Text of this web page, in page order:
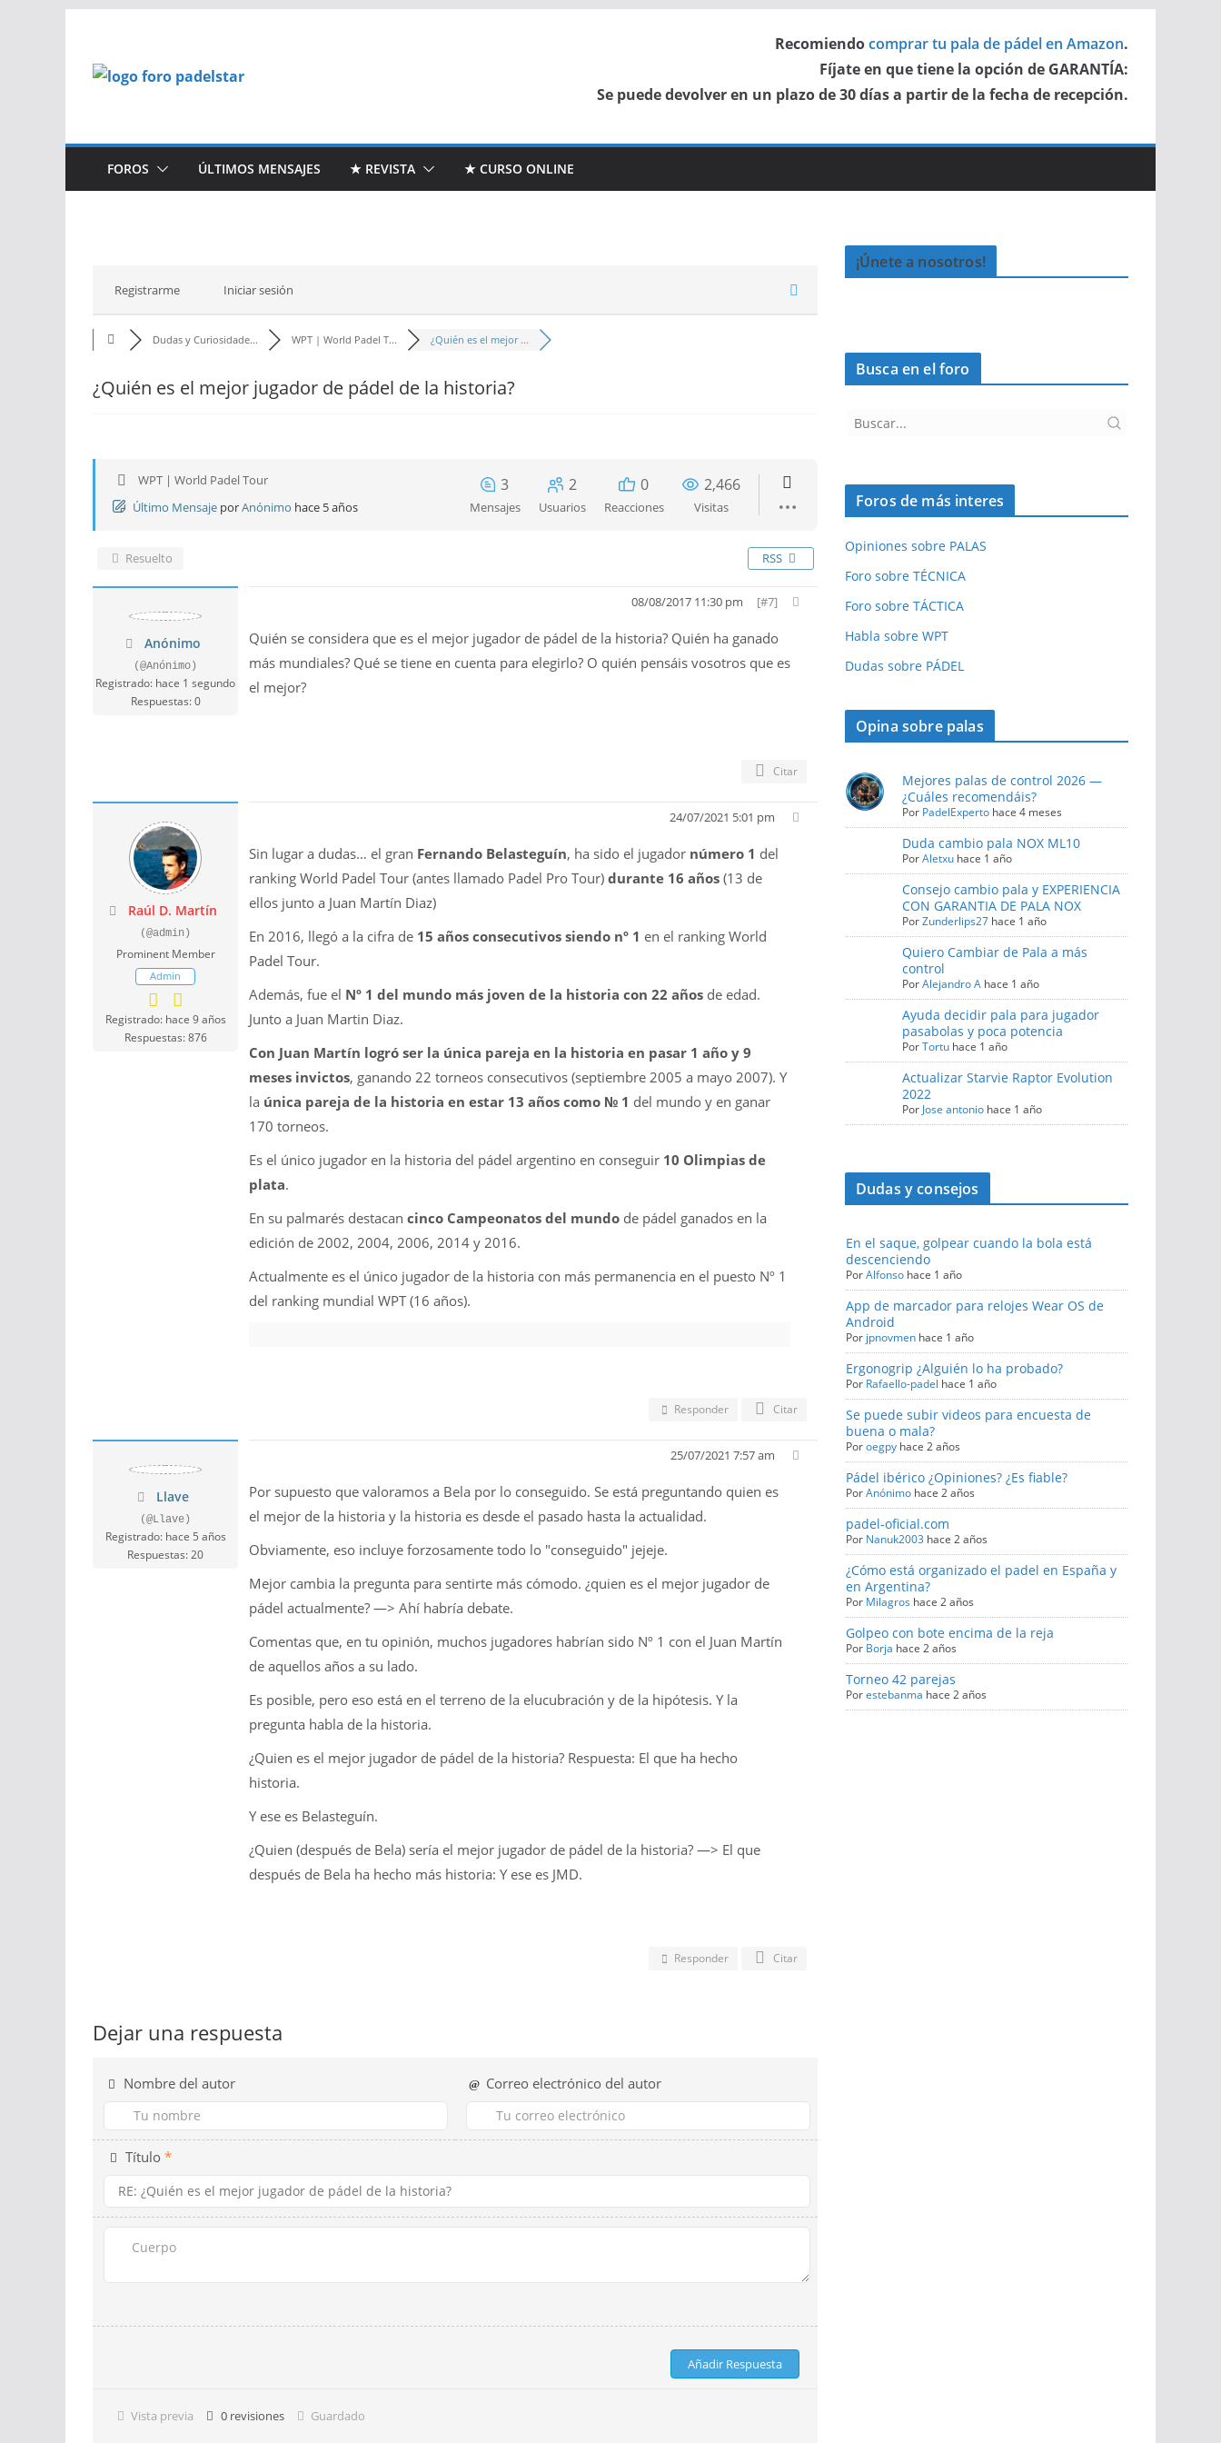
contenido
Recomiendocomprar tu pala de pádel en Amazon.
Fíjate en que tiene la opción de GARANTÍA:
Se puede devolver en un plazo de 30 días a partir de la fecha de recepción.
FOROS ÚLTIMOS MENSAJES ★ REVISTA ★ CURSO ONLINE
Registrarme Iniciar sesión
Dudas y Curiosidade... WPT | World Padel T... ¿Quién es el mejor ...
¿Quién es el mejor jugador de pádel de la historia?
WPT | World Padel Tour
Último Mensaje porAnónimo hace 5 años
3
Mensajes
2
Usuarios
0
Reacciones
2,466
Visitas
Resuelto RSS
Anónimo
(@Anónimo)
Registrado: hace 1 segundo
Respuestas: 0
08/08/2017 11:30 pm [#7]
Quién se considera que es el mejor jugador de pádel de la historia? Quién ha ganado
más mundiales? Qué se tiene en cuenta para elegirlo? O quién pensáis vosotros que es
el mejor?
Citar
Raúl D. Martín
(@admin)
Prominent Member
Admin
Registrado: hace 9 años
Respuestas: 876
24/07/2021 5:01 pm
Sin lugar a dudas… el gran Fernando Belasteguín, ha sido el jugador número 1 del
ranking World Padel Tour (antes llamado Padel Pro Tour) durante 16 años (13 de
ellos junto a Juan Martín Diaz)
En 2016, llegó a la cifra de 15 años consecutivos siendo nº 1 en el ranking World
Padel Tour.
Además, fue el Nº 1 del mundo más joven de la historia con 22 años de edad.
Junto a Juan Martin Diaz.
Con Juan Martín logró ser la única pareja en la historia en pasar 1 año y 9
meses invictos, ganando 22 torneos consecutivos (septiembre 2005 a mayo 2007). Y
la única pareja de la historia en estar 13 años como № 1 del mundo y en ganar
170 torneos.
Es el único jugador en la historia del pádel argentino en conseguir 10 Olimpias de
plata.
En su palmarés destacan cinco Campeonatos del mundo de pádel ganados en la
edición de 2002, 2004, 2006, 2014 y 2016.
Actualmente es el único jugador de la historia con más permanencia en el puesto Nº 1
del ranking mundial WPT (16 años).
Responder Citar
Llave
(@Llave)
Registrado: hace 5 años
Respuestas: 20
25/07/2021 7:57 am
Por supuesto que valoramos a Bela por lo conseguido. Se está preguntando quien es
el mejor de la historia y la historia es desde el pasado hasta la actualidad.
Obviamente, eso incluye forzosamente todo lo "conseguido" jejeje.
Mejor cambia la pregunta para sentirte más cómodo. ¿quien es el mejor jugador de
pádel actualmente? —> Ahí habría debate.
Comentas que, en tu opinión, muchos jugadores habrían sido Nº 1 con el Juan Martín
de aquellos años a su lado.
Es posible, pero eso está en el terreno de la elucubración y de la hipótesis. Y la
pregunta habla de la historia.
¿Quien es el mejor jugador de pádel de la historia? Respuesta: El que ha hecho
historia.
Y ese es Belasteguín.
¿Quien (después de Bela) sería el mejor jugador de pádel de la historia? —> El que
después de Bela ha hecho más historia: Y ese es JMD.
Responder Citar
Dejar una respuesta
Nombre del autor Correo electrónico del autor
Título*
Vista previa 0revisiones Guardado
¡Únete a nosotros!
Busca en el foro
Foros de más interes
Opiniones sobre PALAS
Foro sobre TÉCNICA
Foro sobre TÁCTICA
Habla sobre WPT
Dudas sobre PÁDEL
Opina sobre palas
Mejores palas de control 2026 —
¿Cuáles recomendáis?
Por PadelExperto hace 4 meses
Duda cambio pala NOX ML10
PorAletxu hace 1 año
Consejo cambio pala y EXPERIENCIA
CON GARANTIA DE PALA NOX
PorZunderlips27 hace 1 año
Quiero Cambiar de Pala a más
control
PorAlejandro A hace 1 año
Ayuda decidir pala para jugador
pasabolas y poca potencia
PorTortu hace 1 año
Actualizar Starvie Raptor Evolution
2022
Por Jose antonio hace 1 año
Dudas y consejos
En el saque, golpear cuando la bola está
descenciendo
PorAlfonso hace 1 año
App de marcador para relojes Wear OS de
Android
Por jpnovmen hace 1 año
Ergonogrip ¿Alguién lo ha probado?
Por Rafaello-padel hace 1 año
Se puede subir videos para encuesta de
buena o mala?
Poroegpy hace 2 años
Pádel ibérico ¿Opiniones? ¿Es fiable?
PorAnónimo hace 2 años
padel-oficial.com
Por Nanuk2003 hace 2 años
¿Cómo está organizado el padel en España y
en Argentina?
Por Milagros hace 2 años
Golpeo con bote encima de la reja
Por Borja hace 2 años
Torneo 42 parejas
Porestebanma hace 2 años